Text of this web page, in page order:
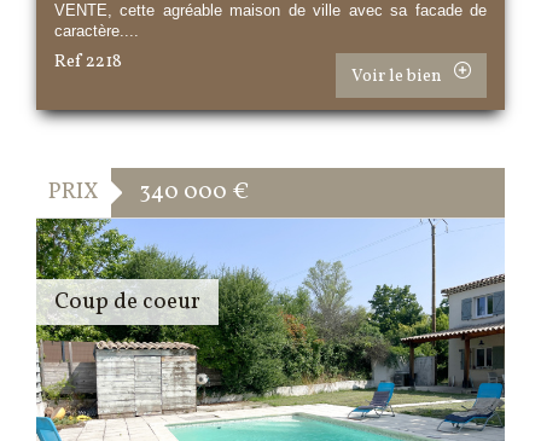
VENTE, cette agréable maison de ville avec sa facade de
caractère....
Ref 2218
Voir le bien
PRIX 340 000 €
Coup de coeur